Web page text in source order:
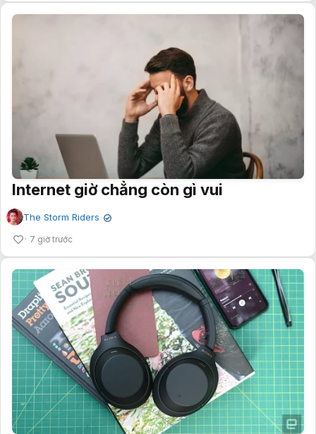
Internet giờ chẳng còn gì vui
The Storm Riders ✔
7 giờ trước